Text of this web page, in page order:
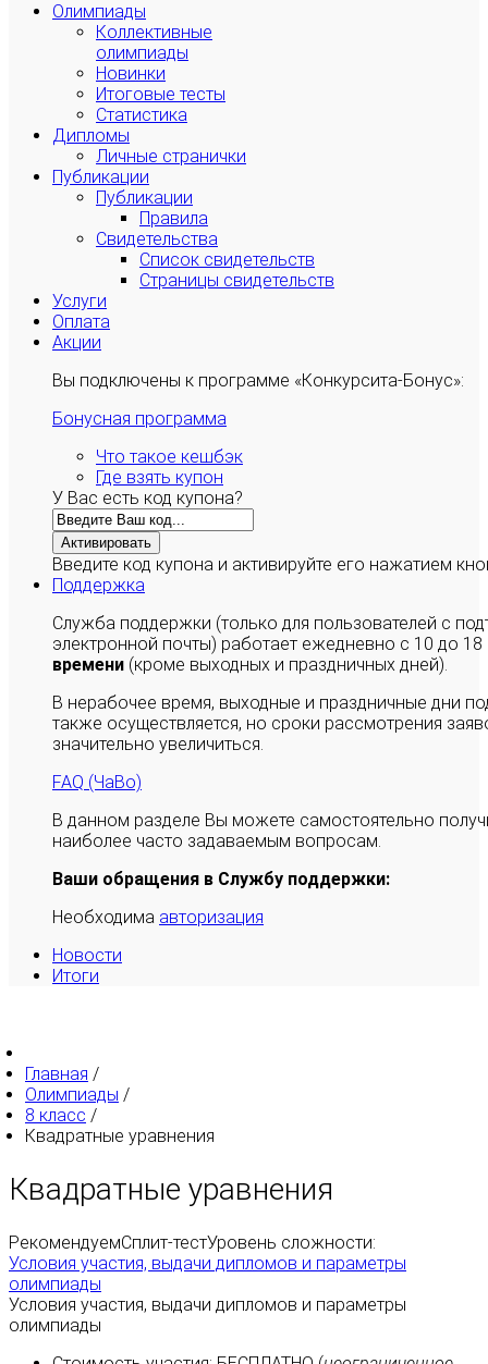
Олимпиады
Коллективные
олимпиады
Новинки
Итоговые тесты
Статистика
Дипломы
Личные странички
Публикации
Публикации
Правила
Свидетельства
Список свидетельств
Страницы свидетельств
Услуги
Оплата
Акции
Вы подключены к программе «Конкурсита-Бонус»:
Бонусная программа
Что такое кешбэк
Где взять купон
У Вас есть код купона?
Активировать
Введите код купона и активируйте его нажатием
Поддержка
Служба поддержки (только для пользователей с
электронной почты) работает ежедневно с 10 до
времени (кроме выходных и праздничных дней).
В нерабочее время, выходные и праздничные дни
также осуществляется, но сроки рассмотрения
значительно увеличиться.
FAQ (ЧаВо)
В данном разделе Вы можете самостоятельно
наиболее часто задаваемым вопросам.
Ваши обращения в Службу поддержки:
Необходима авторизация
Новости
Итоги
Главная /
Олимпиады /
8 класс /
Квадратные уравнения
Квадратные уравнения
РекомендуемСплит-тестУровень сложности:
Условия участия, выдачи дипломов и параметры
олимпиады
Условия участия, выдачи дипломов и параметры
олимпиады